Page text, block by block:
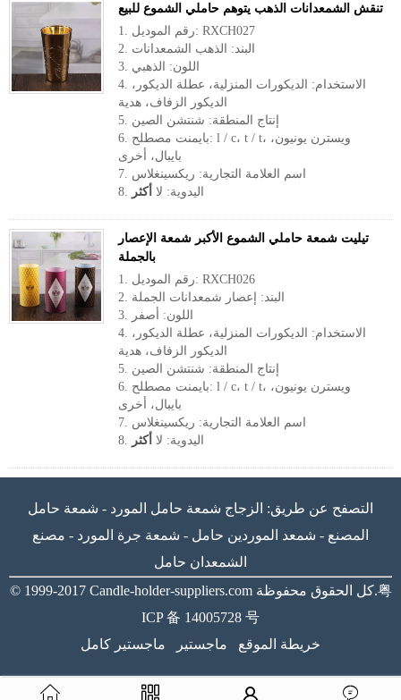
تنقش الشمعدانات الذهب يتوهم حاملي الشموع للبيع
1. رقم الموديل: RXCH027
2. البند: الذهب الشمعدانات
3. اللون: الذهبي
4. الاستخدام: الديكورات المنزلية، عطلة الديكور،
الديكور الزفاف، هدية
5. إنتاج المنطقة: شنتشن الصين
6. بايمنت مصطلح: l / c، t / t، ويسترن يونيون،
بايبال، أخرى
7. اسم العلامة التجارية: ريكسينغلاس
8. اليدوية: لا أكثر
تيليت شمعة حاملي الشموع الأكبر شمعة الإعصار
بالجملة
1. رقم الموديل: RXCH026
2. البند: إعصار شمعدانات الجملة
3. اللون: أصفر
4. الاستخدام: الديكورات المنزلية، عطلة الديكور،
الديكور الزفاف، هدية
5. إنتاج المنطقة: شنتشن الصين
6. بايمنت مصطلح: l / c، t / t، ويسترن يونيون،
بايبال، أخرى
7. اسم العلامة التجارية: ريكسينغلاس
8. اليدوية: لا أكثر
التصفح عن طريق: الزجاج شمعة حامل المورد - شمعة حامل
المصنع - شمعد الموردين حامل - شمعة جرة المورد - مصنع
الشمعدان حامل
© 1999-2017 Candle-holder-suppliers.com كل الحقوق محفوظة.粤
ICP 备 14005728 号
خريطة الموقع
ماجستير ماجستير كامل